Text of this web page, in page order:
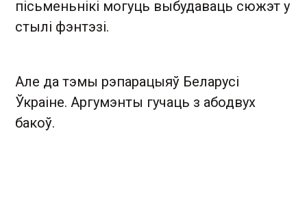
пісьменьнікі могуць выбудаваць сюжэт у
стылі фэнтэзі.
Але да тэмы рэпарацыяў Беларусі
Ўкраіне. Аргумэнты гучаць з абодвух
бакоў.